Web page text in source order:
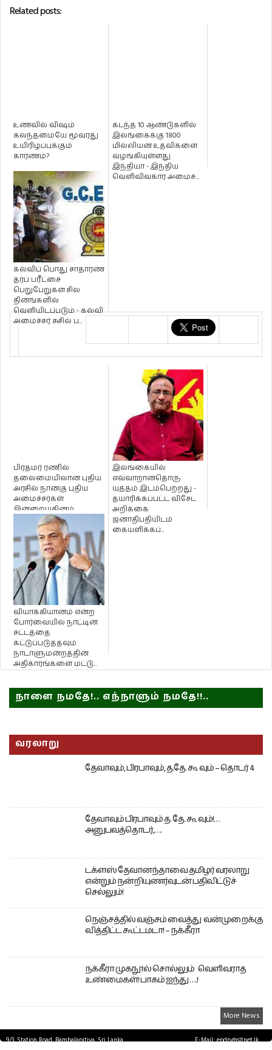
Related posts:
உணவில் விஷம்
கலந்தமையே மூவரது
உயிரிழப்புக்கும்
காரணம்?
கடந்த 10 ஆண்டுகளில்
இலங்கைக்கு 1800
மில்லியன் உதவிகளை
வழங்கியுள்ளது
இந்தியா - இந்திய
வெளிவிவகார அமைச...
கல்விப் பொது சாதாரண
தரப் பரீட்சை
பெறுபேறுகள் சில
தினங்களில்
வெளியிடப்படும் - கல்வி
அமைச்சர் சுசில் ப...
பிரதமர் ரணில்
தலைமையிலான புதிய
அரசில் நான்கு புதிய
அமைச்சர்கள்
இன்றையதினம்
நியமனம் !
இலங்கையில்
எவ்வாறானதொரு
யுத்தம் இடம்பெற்றது -
தயாரிக்கப்பட்ட விசேட
அறிக்கை
ஜனாதிபதியிடம்
கையளிக்கப்...
வியாக்கியானம் என்ற
போர்வையில் நாட்டின்
சட்டத்தை
கட்டுப்படுத்தவும்
நாடாளுமன்றத்தின்
அதிகாரங்களை மட்டு...
நாளை நமதே!.. எந்நாளும் நமதே!!..
வரலாறு
தேவாவும், பிரபாவும், த.தே. கூ வும் – தொடர் 4
தேவாவும் பிரபாவும் த. தே. கூ வும்!…
அனுபவத்தொடர்,….
டக்ளஸ் தேவானந்தாவை தமிழர் வரலாறு
என்றும் நன்றியுணர்வுடன் பதிவிட்டுச்
செல்லும்!
நெஞ்சத்தில் வஞ்சம் வைத்து வன்முறைக்கு
வித்திட்ட கூட்டமடா! – நக்கீரா
நக்கீரா முகநூல் சொல்லும் வெளிவராத
உண்மைகள்! பாகம் ஐந்து ….!
More News
9/3, Station Road, Bambalapitiya, Sri Lanka.
E-Mail: epdp@sltnet.lk